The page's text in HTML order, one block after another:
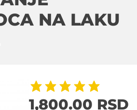
NA LAKU
1,800.00 RSD